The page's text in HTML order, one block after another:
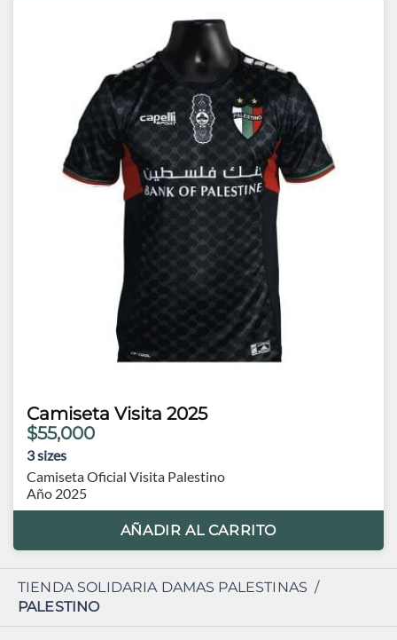
Camiseta Visita 2025
$55,000
3sizes
Camiseta Oficial Visita Palestino
Año 2025
AÑADIR AL CARRITO
TIENDA SOLIDARIA DAMAS PALESTINAS /
PALESTINO